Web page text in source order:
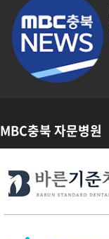
MBC충북 자문병원